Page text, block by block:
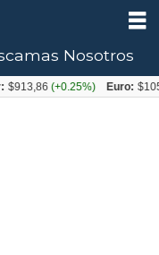
Nosotros
(+0.25%) Euro: $1053,08(-